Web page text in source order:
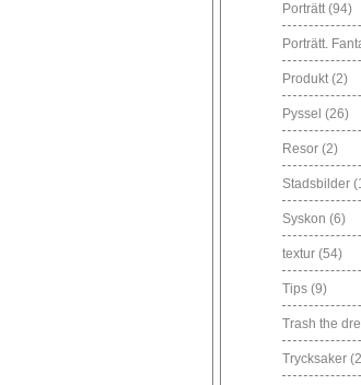
Porträtt (94)
Porträtt.
Produkt (2)
Pyssel (26)
Resor (2)
Stadsbilder
Syskon (6)
textur (54)
Tips (9)
Trash the
Trycksaker